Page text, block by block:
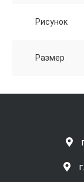
Рисунок
Размер